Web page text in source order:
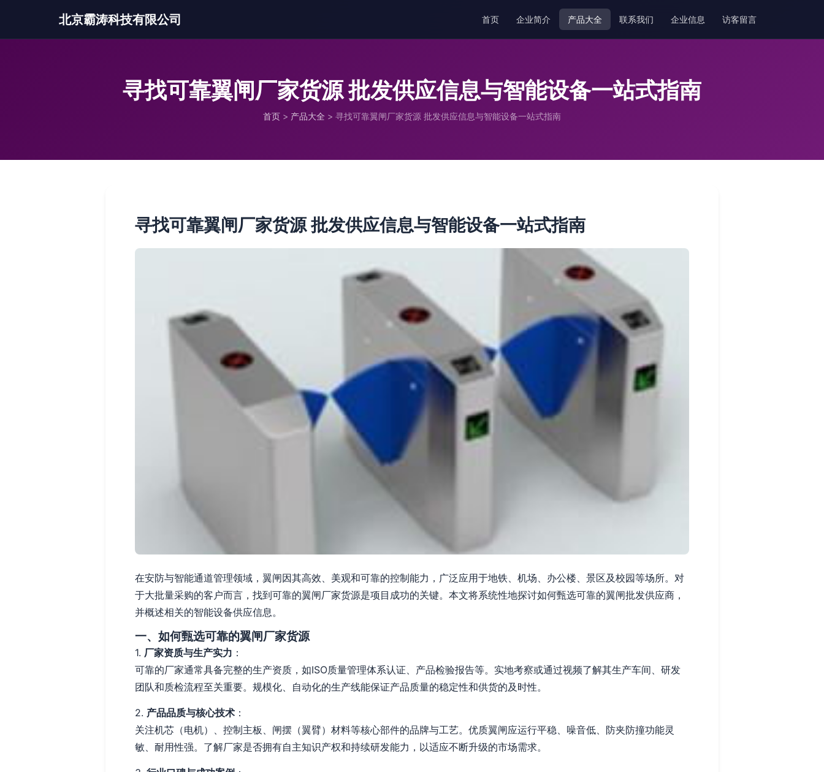
北京霸涛科技有限公司 首页 企业简介 产品大全 联系我们 企业信息 访客留言
寻找可靠翼闸厂家货源 批发供应信息与智能设备一站式指南
首页 > 产品大全 > 寻找可靠翼闸厂家货源 批发供应信息与智能设备一站式指南
寻找可靠翼闸厂家货源 批发供应信息与智能设备一站式指南
在安防与智能通道管理领域，翼闸因其高效、美观和可靠的控制能力，广泛应用于地铁、机场、办公楼、景区及校园等场所。对
于大批量采购的客户而言，找到可靠的翼闸厂家货源是项目成功的关键。本文将系统性地探讨如何甄选可靠的翼闸批发供应商，
并概述相关的智能设备供应信息。
一、如何甄选可靠的翼闸厂家货源
1. 厂家资质与生产实力 ：
可靠的厂家通常具备完整的生产资质，如ISO质量管理体系认证、产品检验报告等。实地考察或通过视频了解其生产车间、研发
团队和质检流程至关重要。规模化、自动化的生产线能保证产品质量的稳定性和供货的及时性。
2. 产品品质与核心技术 ：
关注机芯（电机）、控制主板、闸摆（翼臂）材料等核心部件的品牌与工艺。优质翼闸应运行平稳、噪音低、防夹防撞功能灵
敏、耐用性强。了解厂家是否拥有自主知识产权和持续研发能力，以适应不断升级的市场需求。